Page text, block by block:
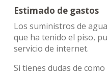
Estimado de gastos
Los suministros de
que ha tenido el piso,
servicio de internet.
Si tienes dudas de